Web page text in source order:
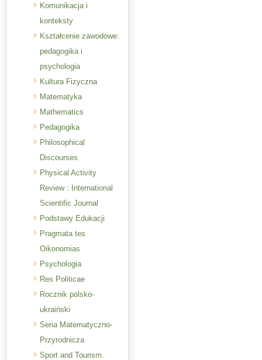
Komunikacja i
konteksty
Kształcenie zawodowe:
pedagogika i
psychologia
Kultura Fizyczna
Matematyka
Mathematics
Pedagogika
Philosophical
Discourses
Physical Activity
Review : International
Scientific Journal
Podstawy Edukacji
Pragmata tes
Oikonomias
Psychologia
Res Politicae
Rocznik polsko-
ukraiński
Seria Matematyczno-
Przyrodnicza
Sport and Tourism.